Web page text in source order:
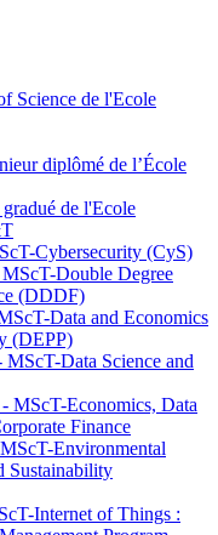
Science de l'Ecole
diplômé de l’École
de l'Ecole
Cybersecurity (CyS)
Double Degree
(DDDF)
Data and Economics
(DEPP)
Data Science and
MScT-Economics, Data
Finance
Environmental
Sustainability
Internet of Things :